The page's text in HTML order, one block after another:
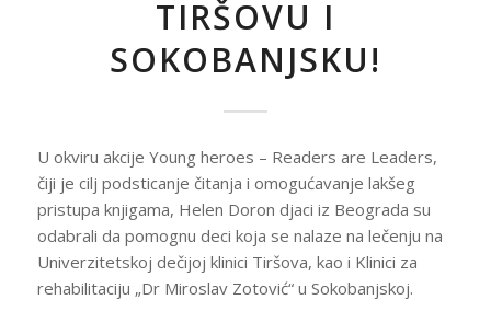
TIRŠOVU I
SOKOBANJSKU!
U okviru akcije Young heroes – Readers are Leaders,
čiji je cilj podsticanje čitanja i omogućavanje lakšeg
pristupa knjigama, Helen Doron djaci iz Beograda su
odabrali da pomognu deci koja se nalaze na lečenju na
Univerzitetskoj dečijoj klinici Tiršova, kao i Klinici za
rehabilitaciju „Dr Miroslav Zotović“ u Sokobanjskoj.